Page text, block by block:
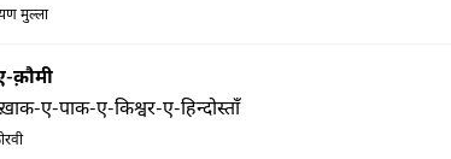
मुल्ला
क़ौमी
ख़ाक-ए-पाक-ए-किश्वर-ए-हिन्दोस्ताँ